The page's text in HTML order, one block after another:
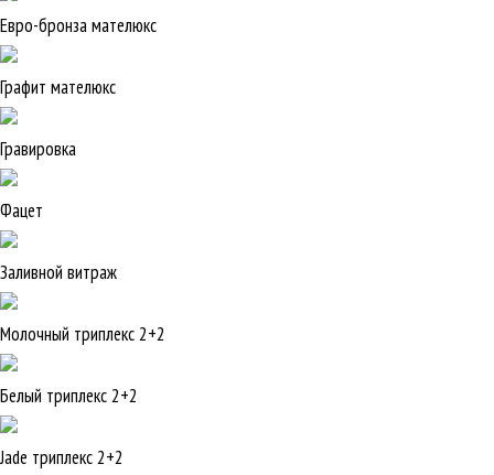
Евро-бронза мателюкс
Графит мателюкс
Гравировка
Фацет
Заливной витраж
Молочный триплекс 2+2
Белый триплекс 2+2
Jade триплекс 2+2